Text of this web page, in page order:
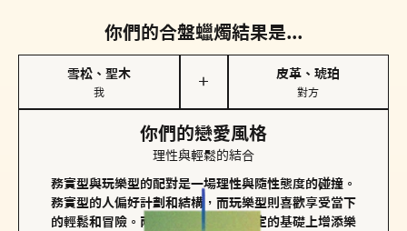
你們的合盤蠟燭結果是...
雪松、聖木
我
＋
皮革、琥珀
對方
你們的戀愛風格
理性與輕鬆的結合
務實型與玩樂型的配對是一場理性與隨性態度的碰撞。
務實型的人偏好計劃和結構，而玩樂型則喜歡享受當下
的輕鬆和冒險。兩者的關係能夠在穩定的基礎上增添樂